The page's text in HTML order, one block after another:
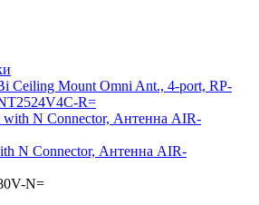
Ceiling Mount Omni Ant., 4-port, RP-
R=
N Connector, Антенна AIR-
N=